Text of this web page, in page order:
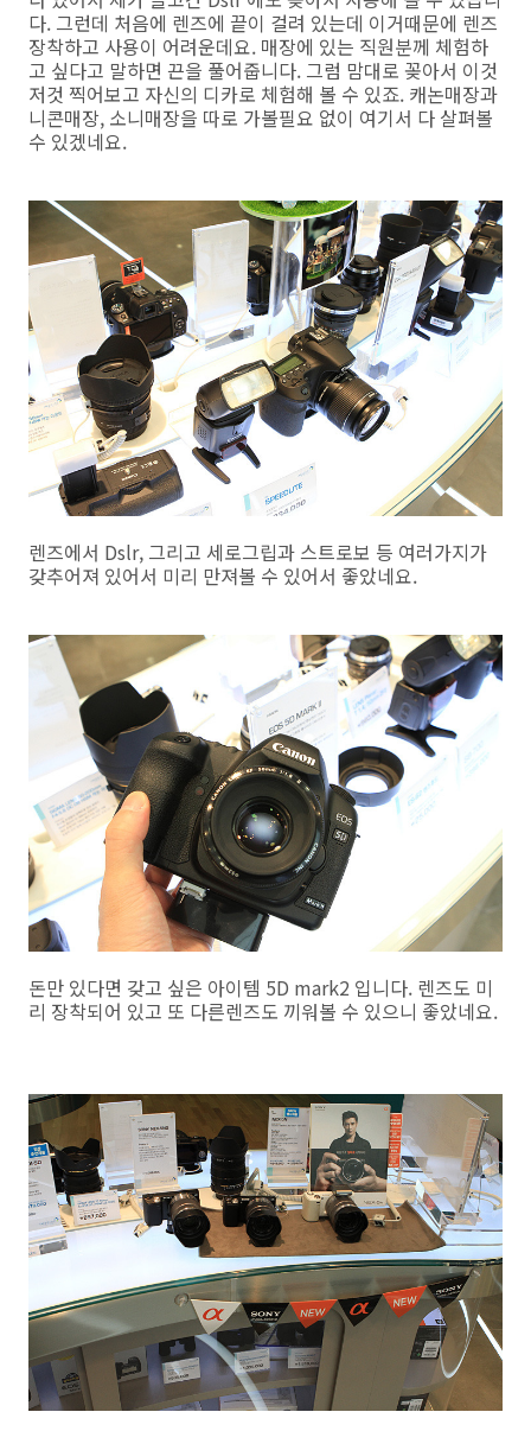
다. 그런데 처음에 렌즈에 끝이 걸려 있는데 이거때문에 렌즈
장착하고 사용이 어려운데요. 매장에 있는 직원분께 체험하
고 싶다고 말하면 끈을 풀어줍니다. 그럼 맘대로 꽂아서 이것
저것 찍어보고 자신의 디카로 체험해 볼 수 있죠. 캐논매장과
니콘매장, 소니매장을 따로 가볼필요 없이 여기서 다 살펴볼
수 있겠네요.
렌즈에서 Dslr, 그리고 세로그립과 스트로보 등 여러가지가
갖추어져 있어서 미리 만져볼 수 있어서 좋았네요.
돈만 있다면 갖고 싶은 아이템 5D mark2 입니다. 렌즈도 미
리 장착되어 있고 또 다른렌즈도 끼워볼 수 있으니 좋았네요.